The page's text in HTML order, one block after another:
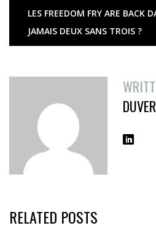
LES FREEDOM FRY ARE BACK
JAMAIS DEUX SANS TROIS ?
RELATED POSTS